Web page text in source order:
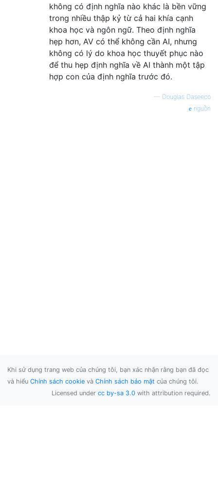
không có định nghĩa nào khác là bền vững
trong nhiều thập kỷ từ cả hai khía cạnh
khoa học và ngôn ngữ. Theo định nghĩa
hẹp hơn, AV có thể không cần AI, nhưng
không có lý do khoa học thuyết phục nào
để thu hẹp định nghĩa về AI thành một tập
hợp con của định nghĩa trước đó.
— Douglas Daseeco
nguồn
Khi sử dụng trang web của chúng tôi, bạn xác nhận rằng bạn đã đọc
và hiểu Chính sách cookie và Chính sách bảo mật của chúng tôi.
Licensed under cc by-sa 3.0 with attribution required.